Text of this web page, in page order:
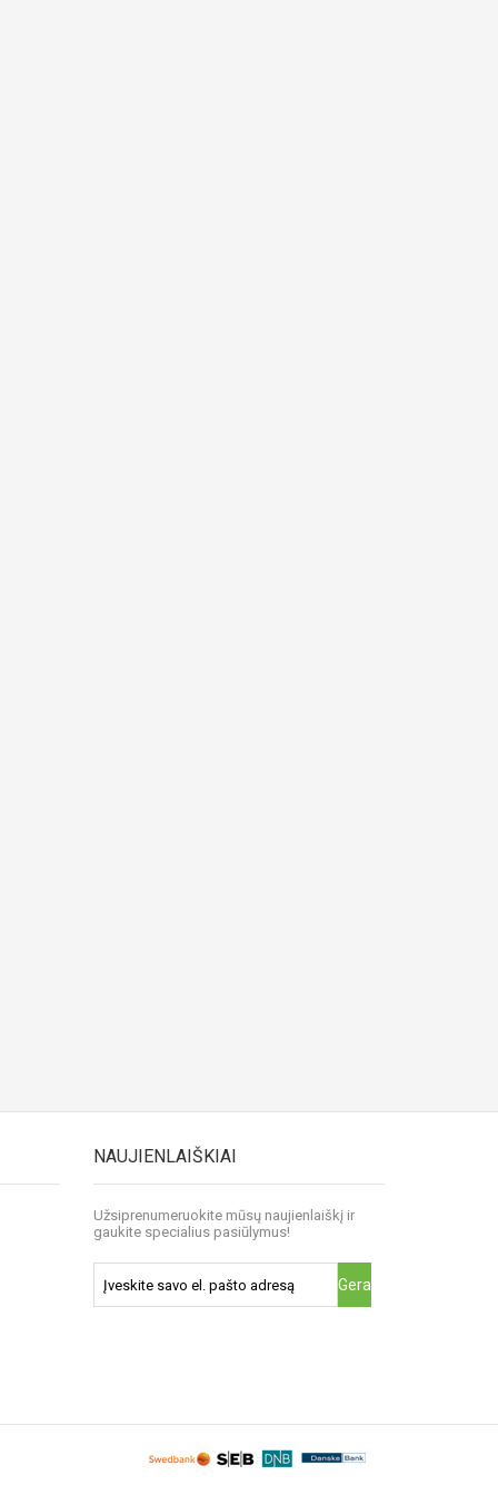
NAUJIENLAIŠKIAI
Užsiprenumeruokite mūsų naujienlaiškį ir
gaukite specialius pasiūlymus!
Gerai